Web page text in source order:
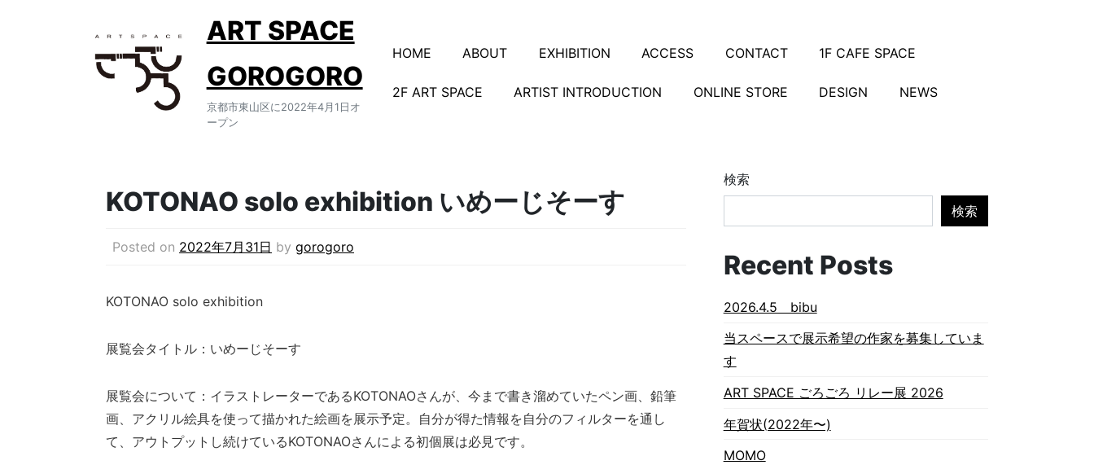
ART SPACE
GOROGORO
京都市東山区に2022年4月1日オ
ープン
HOME ABOUT EXHIBITION ACCESS CONTACT 1F CAFE SPACE
2F ART SPACE ARTIST INTRODUCTION ONLINE STORE DESIGN NEWS
KOTONAO solo exhibition いめーじそーす
Posted on 2022年7月31日 by gorogoro
KOTONAO solo exhibition
展覧会タイトル：いめーじそーす
展覧会について：イラストレーターであるKOTONAOさんが、今まで書き溜めていたペン画、鉛筆
画、アクリル絵具を使って描かれた絵画を展示予定。自分が得た情報を自分のフィルターを通し
て、アウトプットし続けているKOTONAOさんによる初個展は必見です。
検索
検索
Recent Posts
2026.4.5 bibu
当スペースで展示希望の作家を募集していま
す
ART SPACE ごろごろ リレー展 2026
年賀状(2022年〜)
MOMO